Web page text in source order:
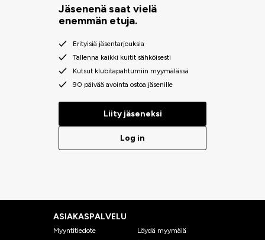
Jäsenenä saat vielä
enemmän etuja.
Erityisiä jäsentarjouksia
Tallenna kaikki kuitit sähköisesti
Kutsut klubitapahtumiin myymälässä
90 päivää avointa ostoa jäsenille
Liity jäseneksi
Log in
ASIAKASPALVELU
Myyntitiedote
Löydä myymälä